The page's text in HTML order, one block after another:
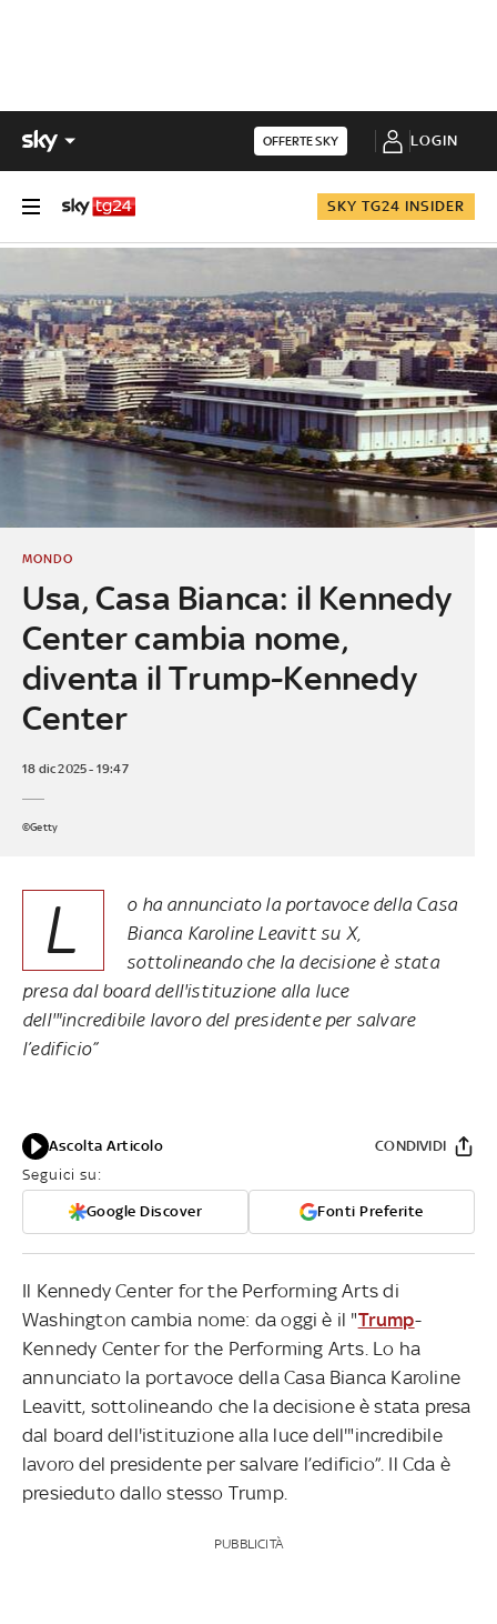
OFFERTE SKY LOGIN
SKY TG24 INSIDER
Usa, Casa Bianca: il Kennedy
Center cambia nome,
diventa il Trump-Kennedy
Center
MONDO
18 dic 2025 - 19:47
©Getty
L
o ha annunciato la portavoce della Casa
Bianca Karoline Leavitt su X,
sottolineando che la decisione è stata
presa dal board dell'istituzione alla luce
dell'"incredibile lavoro del presidente per salvare
l’edificio”
Ascolta Articolo
Seguici su:
Google Discover Fonti Preferite
CONDIVIDI
Il Kennedy Center for the Performing Arts di
Washington cambia nome: da oggi è il "Trump-
Kennedy Center for the Performing Arts. Lo ha
annunciato la portavoce della Casa Bianca Karoline
Leavitt, sottolineando che la decisione è stata presa
dal board dell'istituzione alla luce dell'"incredibile
lavoro del presidente per salvare l’edificio”. Il Cda è
presieduto dallo stesso Trump.
PUBBLICITÀ